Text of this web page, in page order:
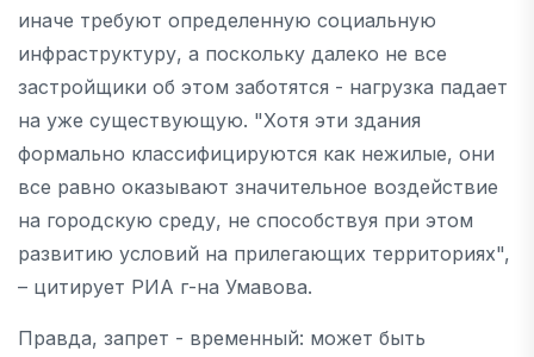
иначе требуют определенную социальную
инфраструктуру, а поскольку далеко не все
застройщики об этом заботятся - нагрузка падает
на уже существующую. "Хотя эти здания
формально классифицируются как нежилые, они
все равно оказывают значительное воздействие
на городскую среду, не способствуя при этом
развитию условий на прилегающих территориях",
– цитирует РИА г-на Умавова.
Правда, запрет - временный: может быть